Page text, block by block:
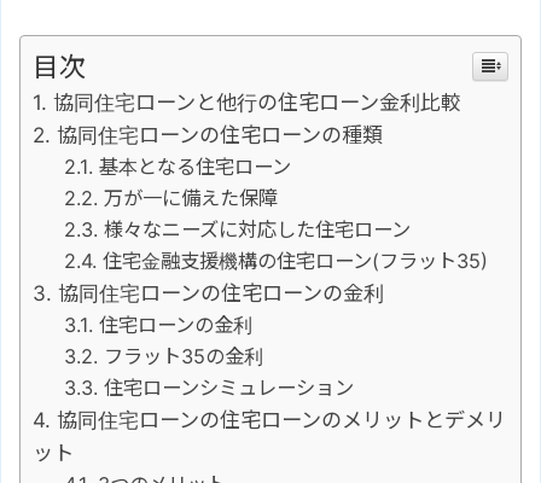
目次
協同住宅ローンと他行の住宅ローン金利比較
協同住宅ローンの住宅ローンの種類
基本となる住宅ローン
万が一に備えた保障
様々なニーズに対応した住宅ローン
住宅金融支援機構の住宅ローン(フラット35)
協同住宅ローンの住宅ローンの金利
住宅ローンの金利
フラット35の金利
住宅ローンシミュレーション
協同住宅ローンの住宅ローンのメリットとデメリ
ット